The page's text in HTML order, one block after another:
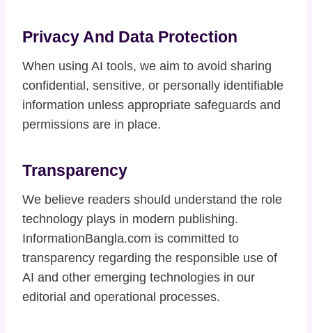
Privacy And Data Protection
When using AI tools, we aim to avoid sharing
confidential, sensitive, or personally identifiable
information unless appropriate safeguards and
permissions are in place.
Transparency
We believe readers should understand the role
technology plays in modern publishing.
InformationBangla.com is committed to
transparency regarding the responsible use of
AI and other emerging technologies in our
editorial and operational processes.